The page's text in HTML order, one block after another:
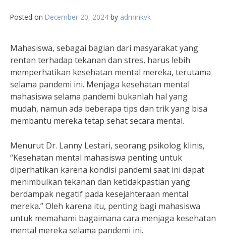
Posted on December 20, 2024 by adminkvk
Mahasiswa, sebagai bagian dari masyarakat yang
rentan terhadap tekanan dan stres, harus lebih
memperhatikan kesehatan mental mereka, terutama
selama pandemi ini. Menjaga kesehatan mental
mahasiswa selama pandemi bukanlah hal yang
mudah, namun ada beberapa tips dan trik yang bisa
membantu mereka tetap sehat secara mental.
Menurut Dr. Lanny Lestari, seorang psikolog klinis,
“Kesehatan mental mahasiswa penting untuk
diperhatikan karena kondisi pandemi saat ini dapat
menimbulkan tekanan dan ketidakpastian yang
berdampak negatif pada kesejahteraan mental
mereka.” Oleh karena itu, penting bagi mahasiswa
untuk memahami bagaimana cara menjaga kesehatan
mental mereka selama pandemi ini.